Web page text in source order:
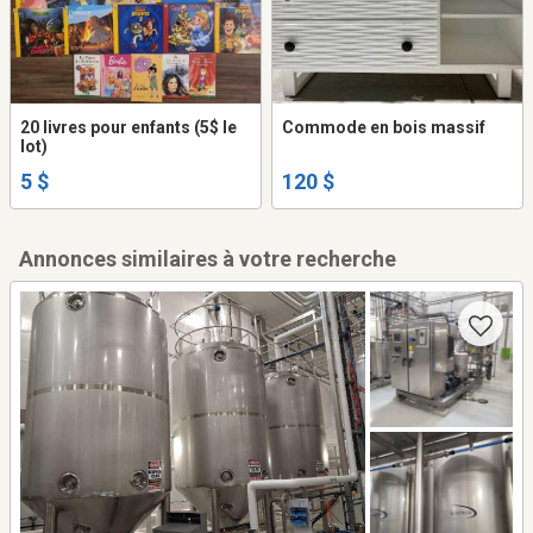
20 livres pour enfants (5$ le
lot)
5 $
Commode en bois massif
120 $
Annonces similaires à votre recherche